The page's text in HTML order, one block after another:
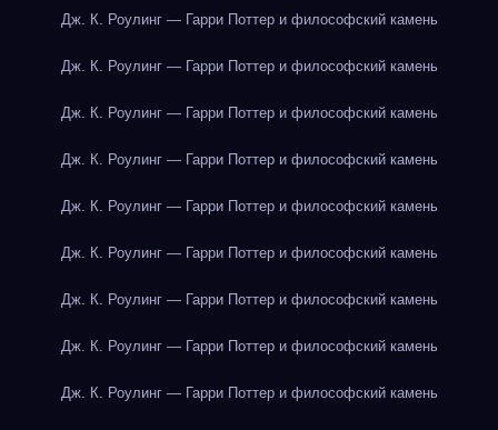
Дж. К. Роулинг — Гарри Поттер и философский камень
Дж. К. Роулинг — Гарри Поттер и философский камень
Дж. К. Роулинг — Гарри Поттер и философский камень
Дж. К. Роулинг — Гарри Поттер и философский камень
Дж. К. Роулинг — Гарри Поттер и философский камень
Дж. К. Роулинг — Гарри Поттер и философский камень
Дж. К. Роулинг — Гарри Поттер и философский камень
Дж. К. Роулинг — Гарри Поттер и философский камень
Дж. К. Роулинг — Гарри Поттер и философский камень